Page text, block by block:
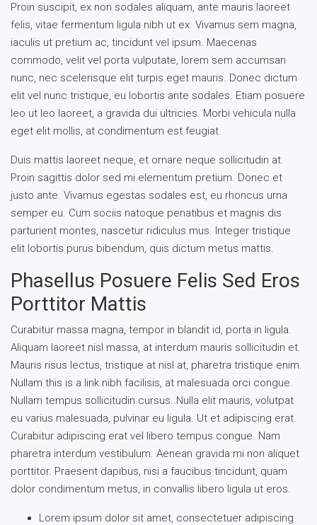
Proin suscipit, ex non sodales aliquam, ante mauris laoreet
felis, vitae fermentum ligula nibh ut ex. Vivamus sem magna,
iaculis ut pretium ac, tincidunt vel ipsum. Maecenas
commodo, velit vel porta vulputate, lorem sem accumsan
nunc, nec scelerisque elit turpis eget mauris. Donec dictum
elit vel nunc tristique, eu lobortis ante sodales. Etiam posuere
leo ut leo laoreet, a gravida dui ultricies. Morbi vehicula nulla
eget elit mollis, at condimentum est feugiat.
Duis mattis laoreet neque, et ornare neque sollicitudin at.
Proin sagittis dolor sed mi elementum pretium. Donec et
justo ante. Vivamus egestas sodales est, eu rhoncus urna
semper eu. Cum sociis natoque penatibus et magnis dis
parturient montes, nascetur ridiculus mus. Integer tristique
elit lobortis purus bibendum, quis dictum metus mattis.
Phasellus Posuere Felis Sed Eros
Porttitor Mattis
Curabitur massa magna, tempor in blandit id, porta in ligula.
Aliquam laoreet nisl massa, at interdum mauris sollicitudin et.
Mauris risus lectus, tristique at nisl at, pharetra tristique enim.
Nullam this is a link nibh facilisis, at malesuada orci congue.
Nullam tempus sollicitudin cursus. Nulla elit mauris, volutpat
eu varius malesuada, pulvinar eu ligula. Ut et adipiscing erat.
Curabitur adipiscing erat vel libero tempus congue. Nam
pharetra interdum vestibulum. Aenean gravida mi non aliquet
porttitor. Praesent dapibus, nisi a faucibus tincidunt, quam
dolor condimentum metus, in convallis libero ligula ut eros.
Lorem ipsum dolor sit amet, consectetuer adipiscing